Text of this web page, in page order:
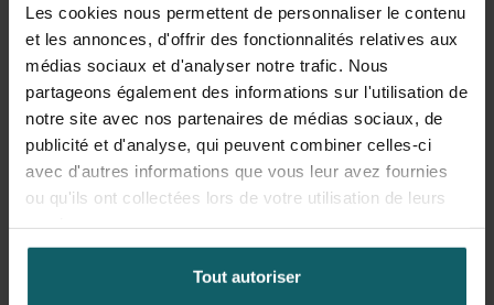
Les cookies nous permettent de personnaliser le contenu
et les annonces, d'offrir des fonctionnalités relatives aux
médias sociaux et d'analyser notre trafic. Nous
partageons également des informations sur l'utilisation de
notre site avec nos partenaires de médias sociaux, de
publicité et d'analyse, qui peuvent combiner celles-ci
avec d'autres informations que vous leur avez fournies
ou qu'ils ont collectées lors de votre utilisation de leurs
Tout autoriser